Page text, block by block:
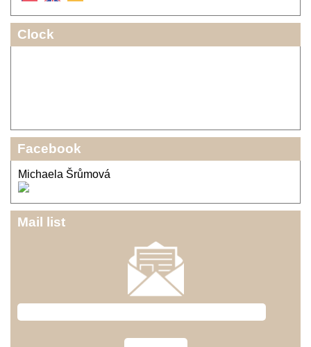
Clock
Facebook
Michaela Šrůmová
Mail list